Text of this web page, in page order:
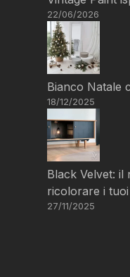
22/06/2026
Bianco Natale
18/12/2025
Black Velvet:
ricolorare i tuoi
27/11/2025